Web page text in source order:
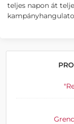
teljes napon át